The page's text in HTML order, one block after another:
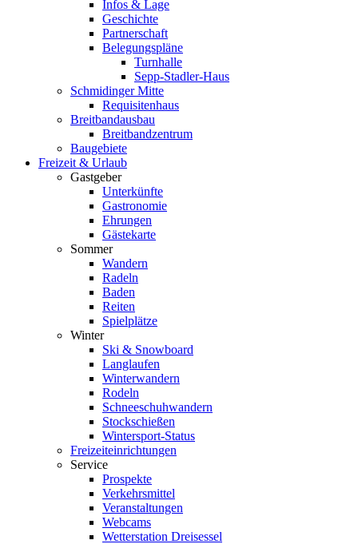
Infos & Lage
Geschichte
Partnerschaft
Belegungspläne
Turnhalle
Sepp-Stadler-Haus
Schmidinger Mitte
Requisitenhaus
Breitbandausbau
Breitbandzentrum
Baugebiete
Freizeit & Urlaub
Gastgeber
Unterkünfte
Gastronomie
Ehrungen
Gästekarte
Sommer
Wandern
Radeln
Baden
Reiten
Spielplätze
Winter
Ski & Snowboard
Langlaufen
Winterwandern
Rodeln
Schneeschuhwandern
Stockschießen
Wintersport-Status
Freizeit­einrichtungen
Service
Prospekte
Verkehrsmittel
Veranstaltungen
Webcams
Wetterstation Dreisessel